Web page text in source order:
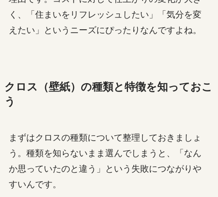
く、「住まいをリフレッシュしたい」「気分を変
えたい」というニーズにぴったりなんですよね。
クロス（壁紙）の種類と特徴を知っておこ
う
まずはクロスの種類について整理しておきましょ
う。種類を知らないまま選んでしまうと、「なん
か思っていたのと違う」という失敗につながりや
すいんです。